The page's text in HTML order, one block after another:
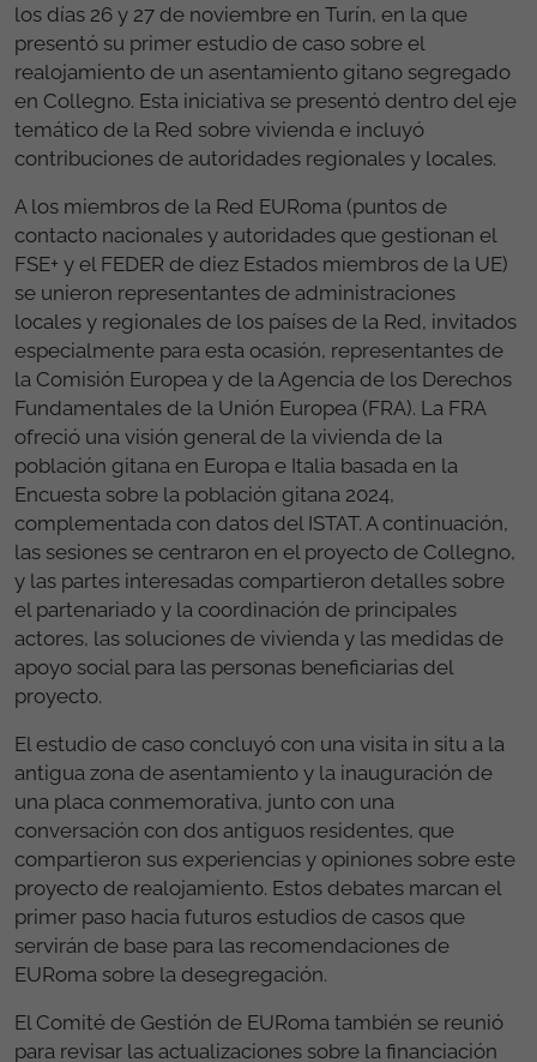
los días 26 y 27 de noviembre en Turín, en la que
presentó su primer estudio de caso sobre el
realojamiento de un asentamiento gitano segregado
en Collegno. Esta iniciativa se presentó dentro del eje
temático de la Red sobre vivienda e incluyó
contribuciones de autoridades regionales y locales.
A los miembros de la Red EURoma (puntos de
contacto nacionales y autoridades que gestionan el
FSE+ y el FEDER de diez Estados miembros de la UE)
se unieron representantes de administraciones
locales y regionales de los países de la Red, invitados
especialmente para esta ocasión, representantes de
la Comisión Europea y de la Agencia de los Derechos
Fundamentales de la Unión Europea (FRA). La FRA
ofreció una visión general de la vivienda de la
población gitana en Europa e Italia basada en la
Encuesta sobre la población gitana 2024,
complementada con datos del ISTAT. A continuación,
las sesiones se centraron en el proyecto de Collegno,
y las partes interesadas compartieron detalles sobre
el partenariado y la coordinación de principales
actores, las soluciones de vivienda y las medidas de
apoyo social para las personas beneficiarias del
proyecto.
El estudio de caso concluyó con una visita in situ a la
antigua zona de asentamiento y la inauguración de
una placa conmemorativa, junto con una
conversación con dos antiguos residentes, que
compartieron sus experiencias y opiniones sobre este
proyecto de realojamiento. Estos debates marcan el
primer paso hacia futuros estudios de casos que
servirán de base para las recomendaciones de
EURoma sobre la desegregación.
El Comité de Gestión de EURoma también se reunió
para revisar las actualizaciones sobre la financiación